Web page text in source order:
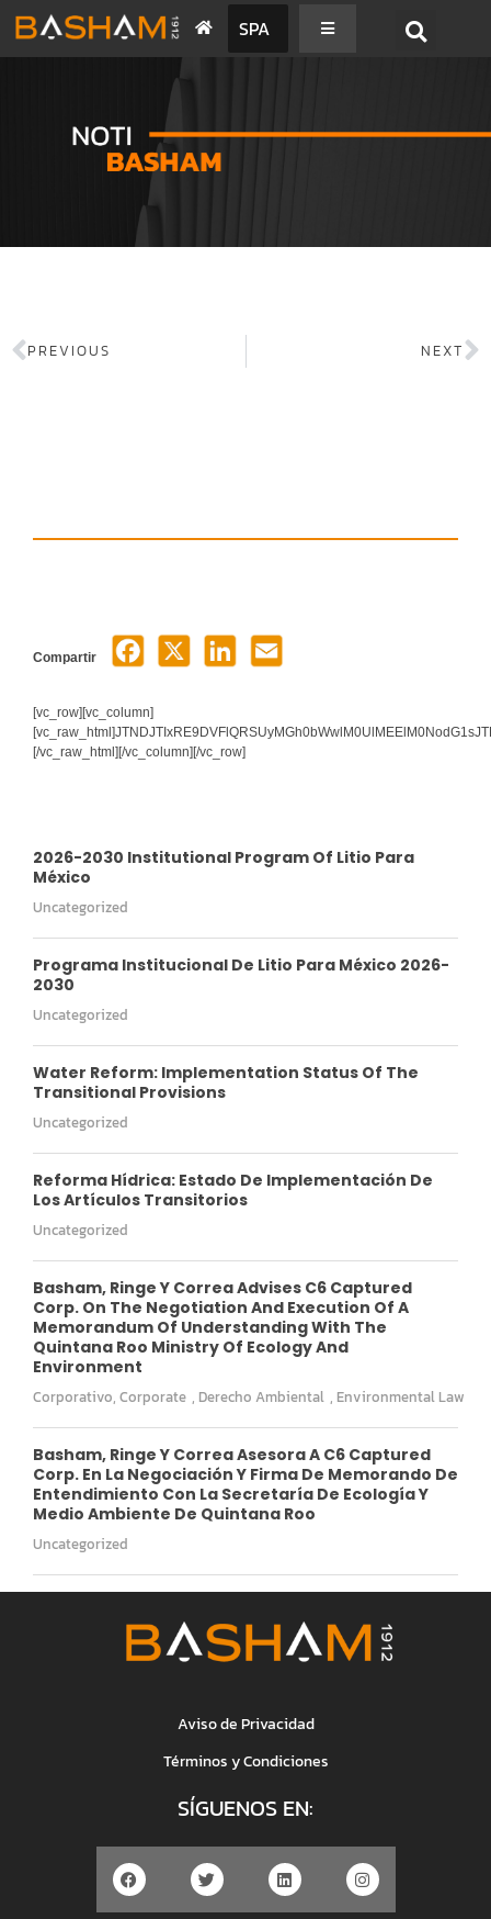
SPA
PREVIOUS NEXT
Compartir
[vc_row][vc_column]
[/vc_raw_html][/vc_column][/vc_row]
2026-2030 Institutional Program Of Litio Para
México
Uncategorized
Programa Institucional De Litio Para México 2026-
2030
Uncategorized
Water Reform: Implementation Status Of The
Transitional Provisions
Uncategorized
Reforma Hídrica: Estado De Implementación De
Los Artículos Transitorios
Uncategorized
Basham, Ringe Y Correa Advises C6 Captured
Corp. On The Negotiation And Execution Of A
Memorandum Of Understanding With The
Quintana Roo Ministry Of Ecology And
Environment
Corporativo, Corporate , Derecho Ambiental , Environmental Law
Basham, Ringe Y Correa Asesora A C6 Captured
Corp. En La Negociación Y Firma De Memorando De
Entendimiento Con La Secretaría De Ecología Y
Medio Ambiente De Quintana Roo
Uncategorized
Aviso de Privacidad
Términos y Condiciones
SÍGUENOS EN: